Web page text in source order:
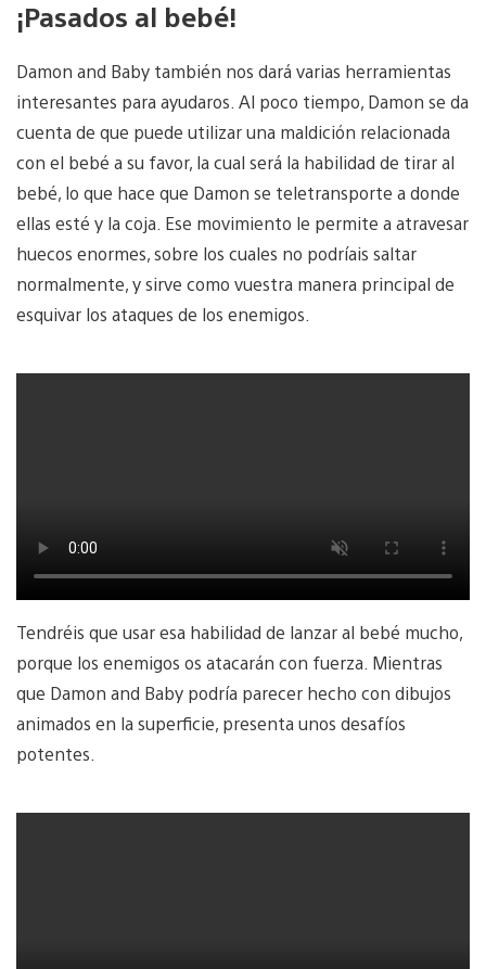
¡Pasados al bebé!
Damon and Baby también nos dará varias herramientas
interesantes para ayudaros. Al poco tiempo, Damon se da
cuenta de que puede utilizar una maldición relacionada
con el bebé a su favor, la cual será la habilidad de tirar al
bebé, lo que hace que Damon se teletransporte a donde
ellas esté y la coja. Ese movimiento le permite a atravesar
huecos enormes, sobre los cuales no podríais saltar
normalmente, y sirve como vuestra manera principal de
esquivar los ataques de los enemigos.
Tendréis que usar esa habilidad de lanzar al bebé mucho,
porque los enemigos os atacarán con fuerza. Mientras
que Damon and Baby podría parecer hecho con dibujos
animados en la superficie, presenta unos desafíos
potentes.